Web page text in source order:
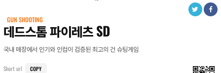
GUN SHOOTING
데드스톰 파이레츠 SD
국내 매장에서 인기와 인컴이 검증된 최고의 건 슈팅게임
Short url COPY